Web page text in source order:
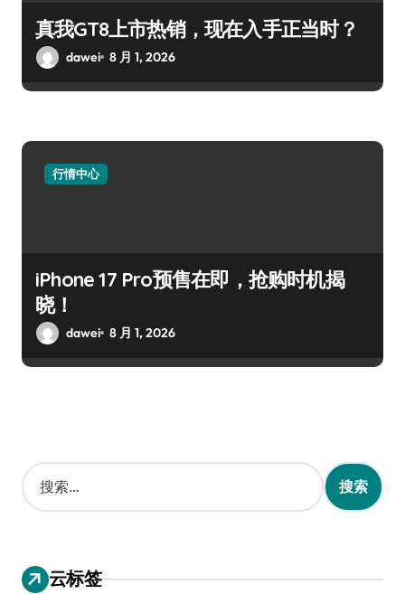
真我GT8上市热销，现在入手正当时？
dawei 8 月 1, 2026
行情中心
iPhone 17 Pro预售在即，抢购时机揭
晓！
dawei 8 月 1, 2026
搜
索
：
云标签